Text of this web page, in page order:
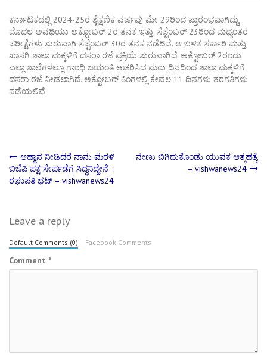
ಕರ್ನಾಟಕದಲ್ಲಿ 2024-25ರ ಶೈಕ್ಷಣಿಕ ವರ್ಷವು ಮೇ 29ರಿಂದ ಪ್ರಾರಂಭವಾಗಿದ್ದು,
ಮೊದಲ ಅವಧಿಯು ಅಕ್ಟೋಬರ್​​ 2ರ ತನಕ ಇತ್ತು. ಸೆಪ್ಟೆಂಬರ್​ 23ರಿಂದ ಮಧ್ಯಂತರ
ಪರೀಕ್ಷೆಗಳು ಶುರುವಾಗಿ ಸೆಪ್ಟೆಂಬರ್​ 30ರ ತನಕ ನಡೆದಿವೆ. ಆ ಬಳಿಕ ಸರ್ಕಾರಿ ಮತ್ತು
ಖಾಸಗಿ ಶಾಲಾ ಮಕ್ಕಳಿಗೆ ದಸರಾ ರಜೆ ಪ್ರಕ್ರಿಯೆ ಶುರುವಾಗಿದೆ. ಅಕ್ಟೋಬರ್​ 2ರಂದು
ಎಲ್ಲಾ ಶಾಲೆಗಳಲ್ಲೂ ಗಾಂಧಿ ಜಯಂತಿ ಆಚರಿಸಿದ ಮರು ದಿನದಿಂದ ಶಾಲಾ ಮಕ್ಕಳಿಗೆ
ದಸರಾ ರಜೆ ನೀಡಲಾಗಿದೆ. ಅಕ್ಟೋಬರ್​ ತಿಂಗಳಲ್ಲಿ ಕೇವಲ 11 ದಿನಗಳು ತರಗತಿಗಳು
ನಡೆಯಲಿವೆ.
Post
navigation
ಆಹ್ವಾನ ನೀಡಿದರೆ ನಾನು ಮರಳಿ
ಬಿಜೆಪಿ ಪಕ್ಷ ಸೇರ್ಪಡೆಗೆ ಸಿದ್ಧನಿದ್ದೇನೆ :
ರಘುಪತಿ ಭಟ್ – vishwanews24
ನೇಣು ಬಿಗಿದುಕೊಂಡು ಯುವಕ ಆತ್ಮಹತ್ಯೆ
– vishwanews24
Leave a reply
Default Comments (0) Facebook Comments
Comment *